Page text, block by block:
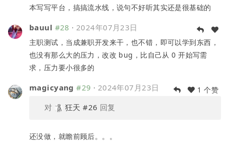
本写写平台，搞搞流水线，说句不好听其实还是很基础的
bauul #28 · 2024年07月23日
主职测试，当成兼职开发来干，也不错，即可以学到东西，
也没有那么大的压力，改改 bug，比自己从 0 开始写需
求，压力要小很多的
magicyang #29 · 2024年07月23日 1 个赞
对 狂天 #26 回复
还没做，就瞻前顾后。。。